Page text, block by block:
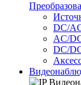
DC/
AC/
DC/